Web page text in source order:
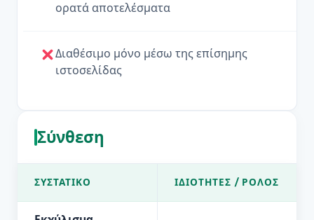
ορατά αποτελέσματα
Διαθέσιμο μόνο μέσω της επίσημης
ιστοσελίδας
Σύνθεση
ΣΥΣΤΑΤΙΚΌ ΙΔΙΌΤΗΤΕΣ / ΡΌΛΟΣ